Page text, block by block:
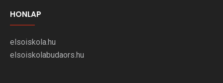
HONLAP
elsoiskola.hu
elsoiskolabudaors.hu